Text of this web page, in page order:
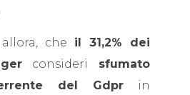
che il 31,2% dei
consideri sfumato
del Gdpr in